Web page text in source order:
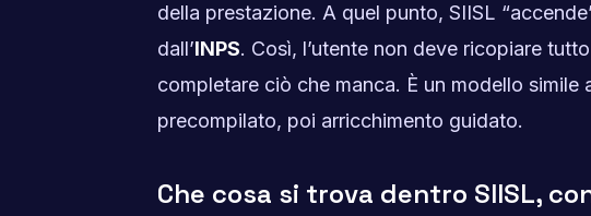
della prestazione. A quel punto, SIISL
dall’INPS. Così, l’utente non deve ricopiare
completare ciò che manca. È un modello simile
precompilato, poi arricchimento guidato.
Che cosa si trova dentro SIISL,